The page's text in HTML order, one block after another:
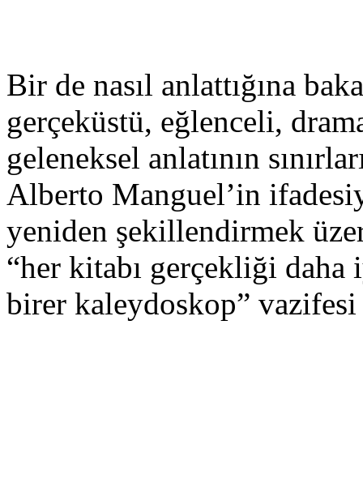
Bir de nasıl anlattığına
gerçeküstü, eğlenceli,
geleneksel anlatının
Alberto Manguel’in
yeniden şekillendirmek
“her kitabı gerçekliği
birer kaleydoskop”